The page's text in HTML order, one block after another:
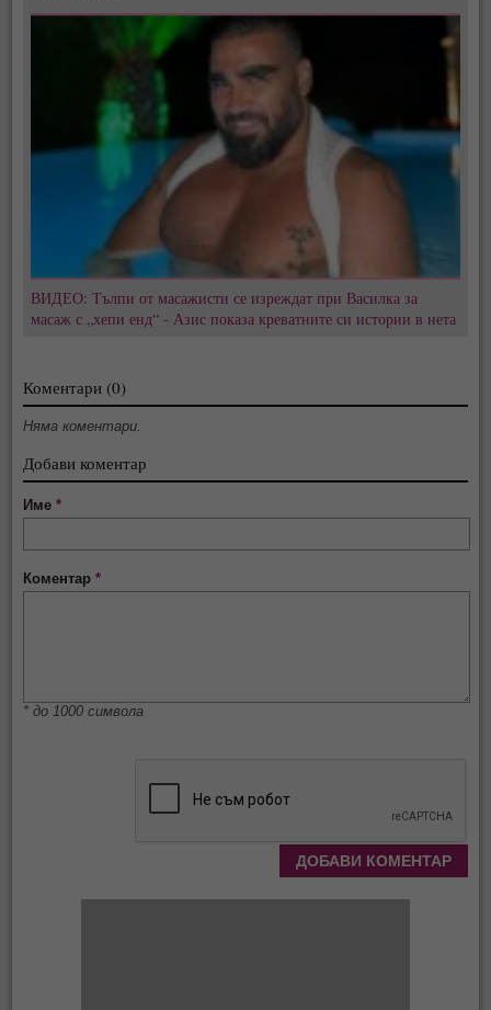
ВИДЕО: Тълпи от масажисти се изреждат при Василка за
масаж с „хепи енд“ - Азис показа креватните си истории в нета
Коментари (0)
Няма коментари.
Добави коментар
Име*
Коментар*
* до 1000 символа